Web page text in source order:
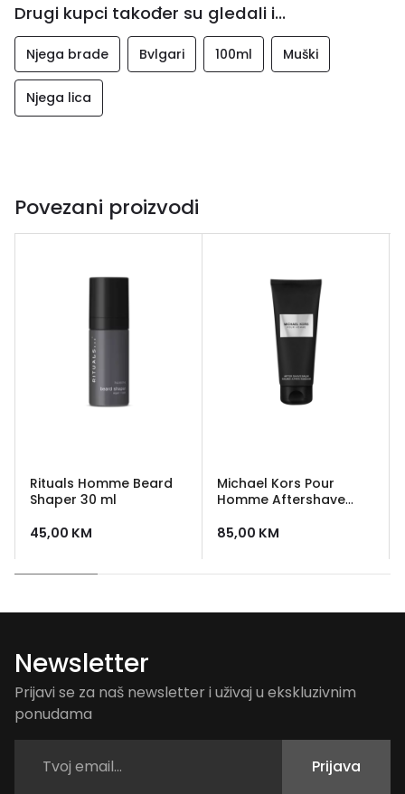
Drugi kupci također su gledali i...
Njega brade Bvlgari 100ml Muški
Njega lica
Povezani proizvodi
Rituals Homme Beard
Shaper 30 ml
45,00 KM
Michael Kors Pour
Homme Aftershave
85,00 KM
Newsletter
Prijavi se za naš newsletter i uživaj u ekskluzivnim
ponudama
Prijava